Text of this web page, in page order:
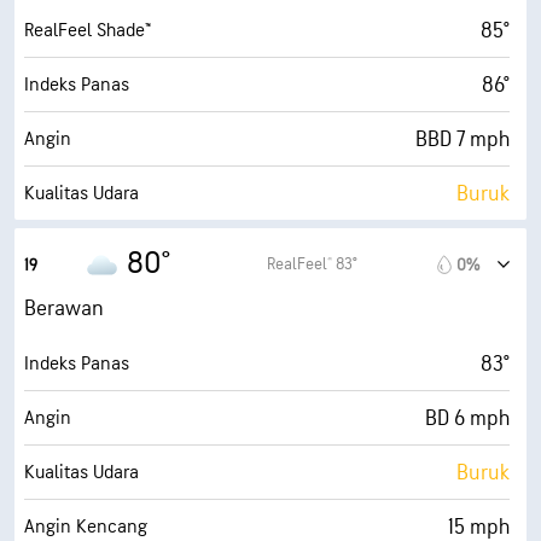
Kelembapan 65%
Titik Embun 71° F
AccuLumen Brightness Index™ 0 (Gelap)
Tutupan Awan 98%
RealFeel Shade™ 85°
Indeks Panas 86°
Angin BBD 7 mph
Kualitas Udara Buruk
Indeks UV Maks
Angin Kencang
Kelembapan 69%
Titik Embun 71° F
AccuLumen Brightness Index™ 0 (Gelap)
Tutupan Awan 99%
19 80° RealFeel® 83° 0%
Berawan
Indeks Panas 83°
Angin BD 6 mph
Kualitas Udara Buruk
Angin Kencang 15 mph